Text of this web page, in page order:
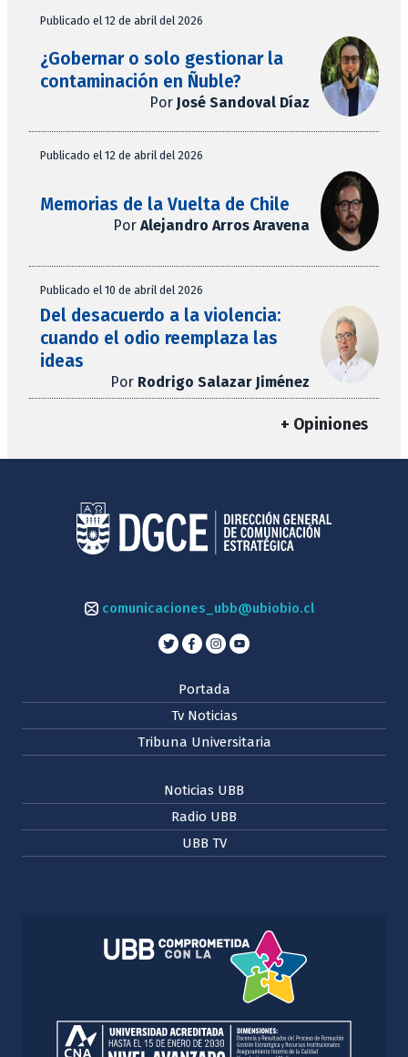
Publicado el 12 de abril del 2026
¿Gobernar o solo gestionar la
contaminación en Ñuble?
Por José Sandoval Díaz
Publicado el 12 de abril del 2026
Memorias de la Vuelta de Chile
Por Alejandro Arros Aravena
Publicado el 10 de abril del 2026
Del desacuerdo a la violencia:
cuando el odio reemplaza las
ideas
Por Rodrigo Salazar Jiménez
+ Opiniones
comunicaciones_ubb@ubiobio.cl
Portada
Tv Noticias
Tribuna Universitaria
Noticias UBB
Radio UBB
UBB TV